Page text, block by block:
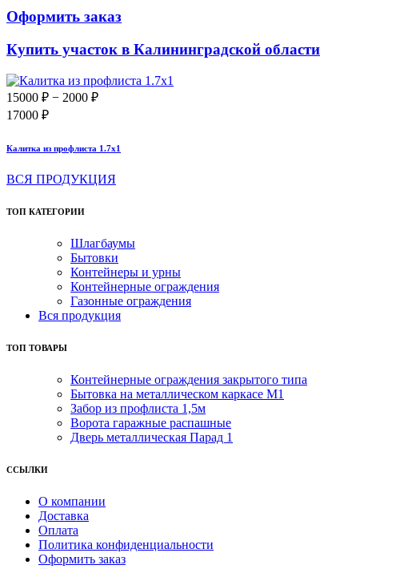
Оформить заказ
Купить участок в Калининградской области
15000 ₽ − 2000 ₽
17000 ₽
Калитка из профлиста 1.7х1
ВСЯ ПРОДУКЦИЯ
ТОП КАТЕГОРИИ
Шлагбаумы
Бытовки
Контейнеры и урны
Контейнерные ограждения
Газонные ограждения
Вся продукция
ТОП ТОВАРЫ
Контейнерные ограждения закрытого типа
Бытовка на металлическом каркасе М1
Забор из профлиста 1,5м
Ворота гаражные распашные
Дверь металлическая Парад 1
ССЫЛКИ
О компании
Доставка
Оплата
Политика конфиденциальности
Оформить заказ